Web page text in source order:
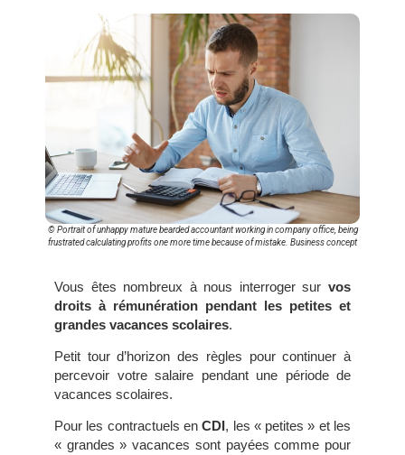
© Portrait of unhappy mature bearded accountant working in company office, being
frustrated calculating profits one more time because of mistake. Business concept
Vous êtes nombreux à nous interroger sur vos
droits à rémunération pendant les petites et
grandes vacances scolaires.
Petit tour d’horizon des règles pour continuer à
percevoir votre salaire pendant une période de
vacances scolaires.
Pour les contractuels enCDI, les « petites » et les
« grandes » vacances sont payées comme pour